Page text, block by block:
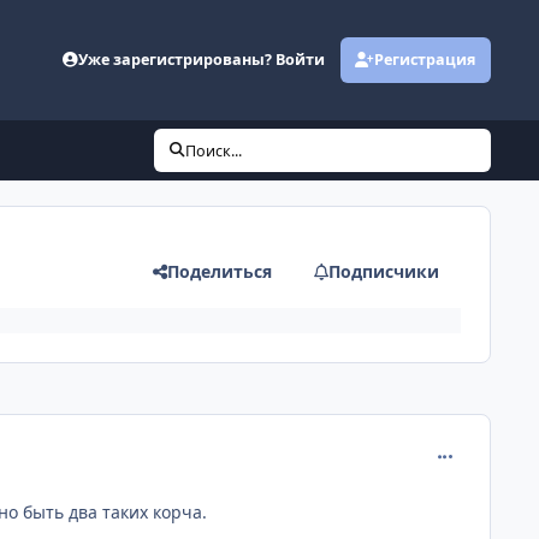
Уже зарегистрированы? Войти Регистрация
Поиск...
Поделиться Подписчики
быть два таких корча.